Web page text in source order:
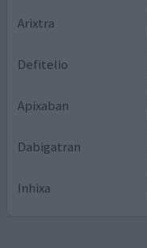
Arixtra
Defitelio
Apixaban
Dabigatran
Inhixa